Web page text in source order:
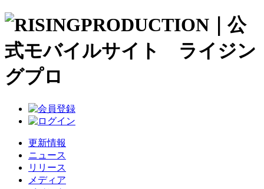
更新情報
ニュース
リリース
メディア